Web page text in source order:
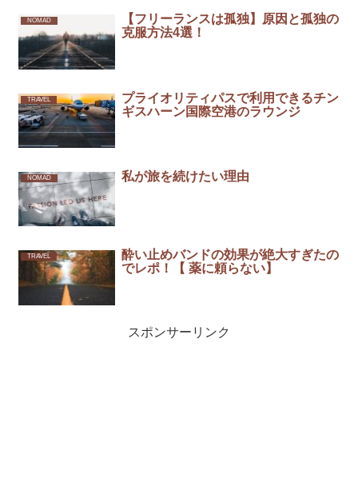
NOMAD
【フリーランスは孤独】原因と孤独の
克服方法4選！
TRAVEL
プライオリティパスで利用できるチン
ギスハーン国際空港のラウンジ
NOMAD 私が旅を続けたい理由
TRAVEL
酔い止めバンドの効果が絶大すぎたの
でレポ！【 薬に頼らない】
スポンサーリンク